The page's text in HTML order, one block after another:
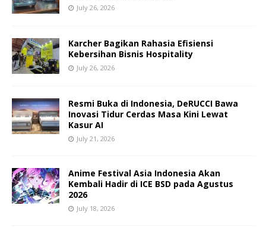
July 26, 2026
Karcher Bagikan Rahasia Efisiensi
Kebersihan Bisnis Hospitality
July 26, 2026
Resmi Buka di Indonesia, DeRUCCI Bawa
Inovasi Tidur Cerdas Masa Kini Lewat
Kasur AI
July 21, 2026
Anime Festival Asia Indonesia Akan
Kembali Hadir di ICE BSD pada Agustus
2026
July 18, 2026